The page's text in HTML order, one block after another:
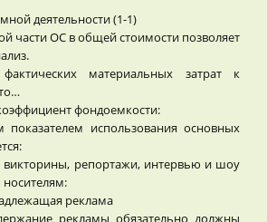
деятельности (1-1)
части ОС в общей стоимости позволяет
материальных затрат к
фондоемкости:
показателем иcпользования основных
викторины, репортажи, интервью и шоу
реклама
рекламы обязательно должны